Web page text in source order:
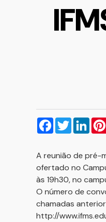
Facebook
Twitter
A reunião de pré-
ofertado no
às 19h30, no
O número de
chamadas
http://